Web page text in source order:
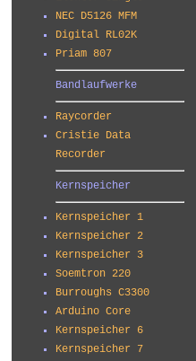
NEC D5126 MFM
Digital RL02K
Priam 807
Bandlaufwerke
Raycorder
Cristie Data
Recorder
Kernspeicher
Kernspeicher 1
Kernspeicher 2
Kernspeicher 3
Soemtron 220
Burroughs C3300
Arduino Core
Kernspeicher 6
Kernspeicher 7